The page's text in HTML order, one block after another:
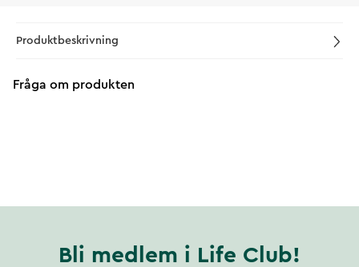
Produktbeskrivning
Fråga om produkten
Bli medlem i Life Club!